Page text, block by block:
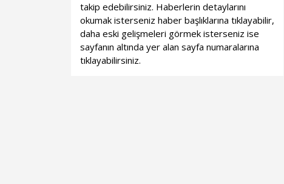
takip edebilirsiniz. Haberlerin detaylarını
okumak isterseniz haber başlıklarına tıklayabilir,
daha eski gelişmeleri görmek isterseniz ise
sayfanın altında yer alan sayfa numaralarına
tıklayabilirsiniz.